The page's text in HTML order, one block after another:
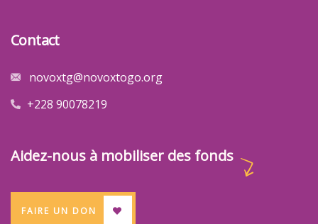
Contact
novoxtg@novoxtogo.org
+228 90078219
Aidez-nous à mobiliser des fonds
FAIRE UN DON